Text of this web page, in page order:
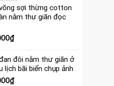
sợi thừng cotton
nằm thư giãn đọc
₫
đôi nằm thư giãn ở
lịch bãi biển chụp ảnh
₫